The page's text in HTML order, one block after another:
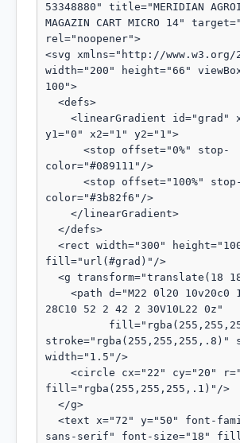
53348880" title="MERIDIAN
MAGAZIN CART MICRO 14"
rel="noopener">
<svg xmlns="http://www.w3.org/
width="200" height="66"
100">
y1="0" x2="1" y2="1">
color="#089111"/>
color="#3b82f6"/>
fill="url(#grad)"/>
28C10 52 2 42 2 30V10L22 0z"
stroke="rgba(255,255,255,.8)"
width="1.5"/>
fill="rgba(255,255,255,.1)"/>
sans-serif" font-size="18"